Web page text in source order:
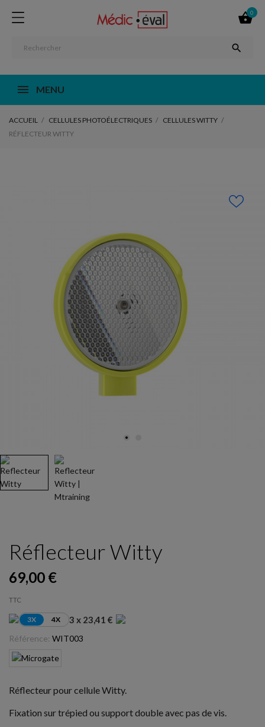

0

MENU
ACCUEIL CELLULES PHOTOÉLECTRIQUES
CELLULES WITTY
RÉFLECTEUR WITTY
Réflecteur Witty
69,00 €
TTC
3X 4X 3 x 23,41 €
Référence: WIT003
Réflecteur pour cellule Witty.
Fixation sur trépied ou support double avec pas de vis.